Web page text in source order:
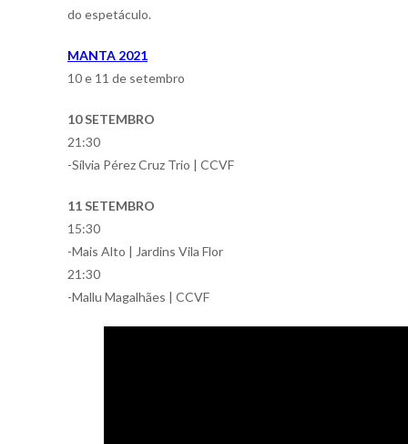
do espetáculo.
MANTA 2021
10 e 11 de setembro
10 SETEMBRO
21:30
-Sílvia Pérez Cruz Trio | CCVF
11 SETEMBRO
15:30
-Mais Alto | Jardins Vila Flor
21:30
-Mallu Magalhães | CCVF